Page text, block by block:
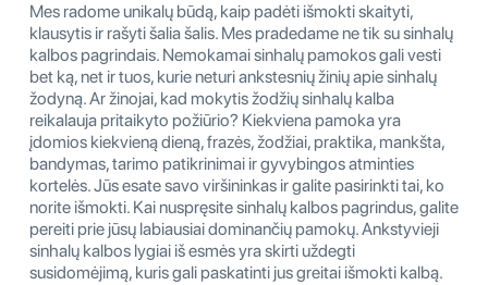
Mes radome unikalų būdą, kaip padėti išmokti skaityti,
klausytis ir rašyti šalia šalis. Mes pradedame ne tik su sinhalų
kalbos pagrindais. Nemokamai sinhalų pamokos gali vesti
bet ką, net ir tuos, kurie neturi ankstesnių žinių apie sinhalų
žodyną. Ar žinojai, kad mokytis žodžių sinhalų kalba
reikalauja pritaikyto požiūrio? Kiekviena pamoka yra
įdomios kiekvieną dieną, frazės, žodžiai, praktika, mankšta,
bandymas, tarimo patikrinimai ir gyvybingos atminties
kortelės. Jūs esate savo viršininkas ir galite pasirinkti tai, ko
norite išmokti. Kai nuspręsite sinhalų kalbos pagrindus, galite
pereiti prie jūsų labiausiai dominančių pamokų. Ankstyvieji
sinhalų kalbos lygiai iš esmės yra skirti uždegti
susidomėjimą, kuris gali paskatinti jus greitai išmokti kalbą.